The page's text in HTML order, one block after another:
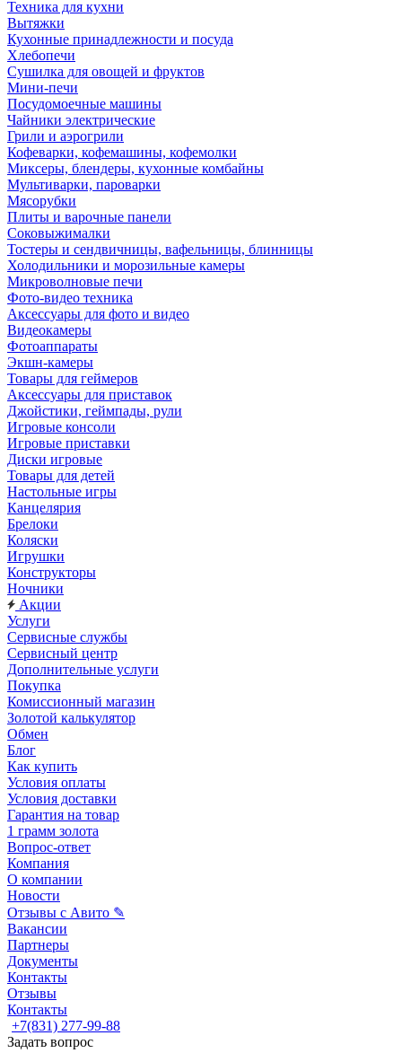
Техника для кухни
Вытяжки
Кухонные принадлежности и посуда
Хлебопечи
Сушилка для овощей и фруктов
Мини-печи
Посудомоечные машины
Чайники электрические
Грили и аэрогрили
Кофеварки, кофемашины, кофемолки
Миксеры, блендеры, кухонные комбайны
Мультиварки, пароварки
Мясорубки
Плиты и варочные панели
Соковыжималки
Тостеры и сендвичницы, вафельницы, блинницы
Холодильники и морозильные камеры
Микроволновые печи
Фото-видео техника
Аксессуары для фото и видео
Видеокамеры
Фотоаппараты
Экшн-камеры
Товары для геймеров
Аксессуары для приставок
Джойстики, геймпады, рули
Игровые консоли
Игровые приставки
Диски игровые
Товары для детей
Настольные игры
Канцелярия
Брелоки
Коляски
Игрушки
Конструкторы
Ночники
Акции
Услуги
Сервисные службы
Сервисный центр
Дополнительные услуги
Покупка
Комиссионный магазин
Золотой калькулятор
Обмен
Блог
Как купить
Условия оплаты
Условия доставки
Гарантия на товар
1 грамм золота
Вопрос-ответ
Компания
О компании
Новости
Отзывы с Авито ✎
Вакансии
Партнеры
Документы
Контакты
Отзывы
Контакты
+7(831) 277-99-88
Задать вопрос